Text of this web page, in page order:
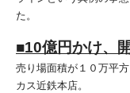
た。
■10億円かけ、
売り場面積が１０万平
カス近鉄本店。